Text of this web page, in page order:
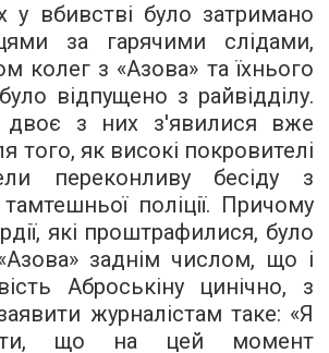
у вбивстві було затримано
за гарячими слідами,
колег з «Азова» та їхнього
відпущено з райвідділу.
з них з'явилися вже
того, як високі покровителі
переконливу бесіду з
поліції. Причому
які проштрафилися, було
заднім числом, що і
Аброськіну цинічно, з
журналістам таке: «Я
що на цей момент